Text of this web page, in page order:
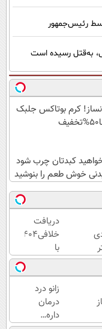
رئیس‌جمهور
به‌قتل رسیده است
کرم بوتاکس جلبک
کبدتان چرب شود
خوش طعم را بنوشید
دریافت
خلافی۱۴۰۴
با
جزییات...
(استعلام
و
پرداخت)
زانو درد
درمان
داره…